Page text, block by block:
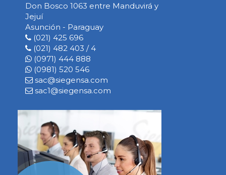
Don Bosco 1063 entre Manduvirá y
Jejuí
Asunción - Paraguay
(021) 425 696
(021) 482 403 / 4
(0971) 444 888
(0981) 520 546
sac@siegensa.com
sac1@siegensa.com